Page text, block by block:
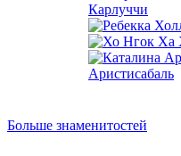
Карлуччи
Аристисабаль
Больше знаменитостей